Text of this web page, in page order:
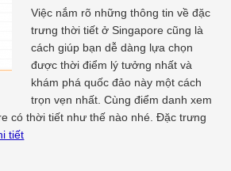
Việc nắm rõ những thông tin về đặc
trưng thời tiết ở Singapore cũng là
cách giúp bạn dễ dàng lựa chọn
được thời điểm lý tưởng nhất và
khám phá quốc đảo này một cách
trọn vẹn nhất. Cùng điểm danh xem
có thời tiết như thế nào nhé. Đặc trưng
tiết